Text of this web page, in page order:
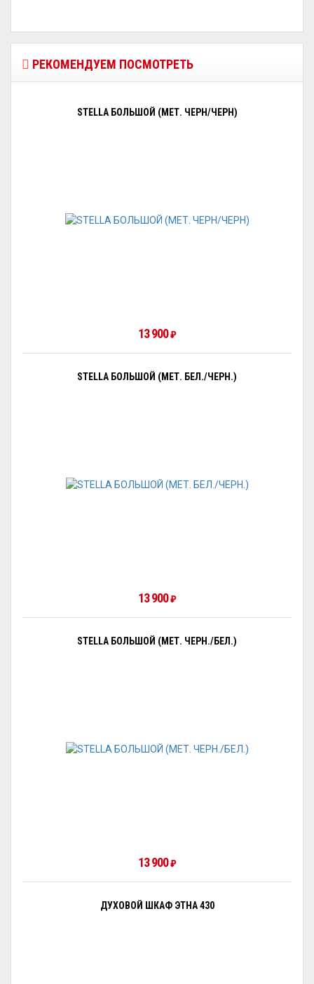
РЕКОМЕНДУЕМ ПОСМОТРЕТЬ
STELLA БОЛЬШОЙ (МЕТ. ЧЕРН/ЧЕРН)
13 900₽
STELLA БОЛЬШОЙ (МЕТ. БЕЛ./ЧЕРН.)
13 900₽
STELLA БОЛЬШОЙ (МЕТ. ЧЕРН./БЕЛ.)
13 900₽
ДУХОВОЙ ШКАФ ЭТНА 430